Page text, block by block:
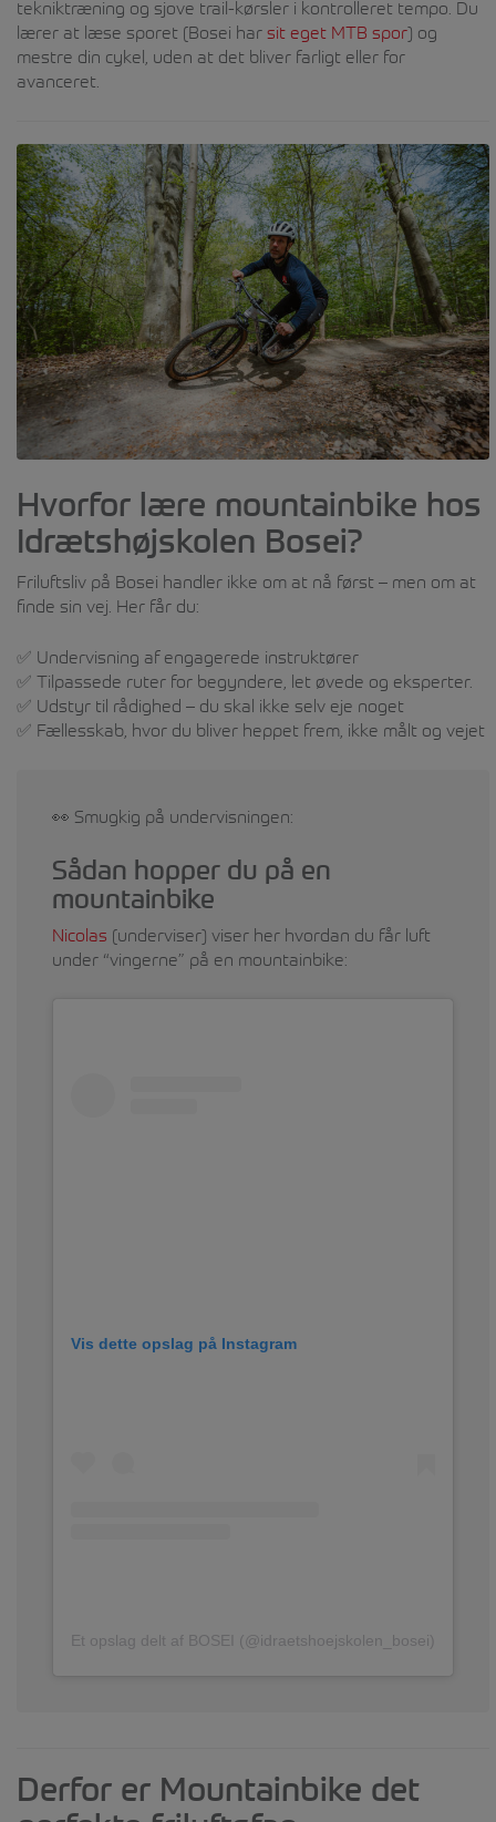
tekniktræning og sjove trail-kørsler i kontrolleret tempo. Du
lærer at læse sporet (Bosei har sit eget MTB spor) og
mestre din cykel, uden at det bliver farligt eller for
avanceret.
Hvorfor lære mountainbike hos
Idrætshøjskolen Bosei?
Friluftsliv på Bosei handler ikke om at nå først – men om at
finde sin vej. Her får du:
✅ Undervisning af engagerede instruktører
✅ Tilpassede ruter for begyndere, let øvede og eksperter.
✅ Udstyr til rådighed – du skal ikke selv eje noget
✅ Fællesskab, hvor du bliver heppet frem, ikke målt og vejet
👀 Smugkig på undervisningen:
Sådan hopper du på en
mountainbike
Nicolas (underviser) viser her hvordan du får luft
under “vingerne” på en mountainbike:
Vis dette opslag på Instagram
Et opslag delt af BOSEI (@idraetshoejskolen_bosei)
Derfor er Mountainbike det